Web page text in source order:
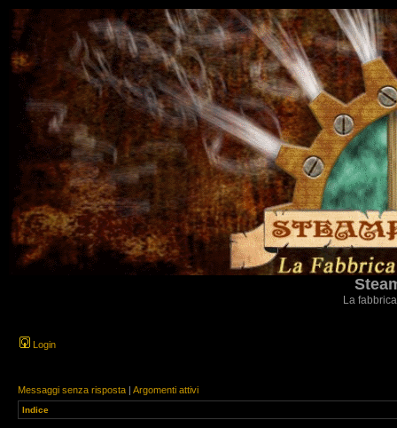
La
Login
Messaggi senza risposta | Argomenti attivi
Indice